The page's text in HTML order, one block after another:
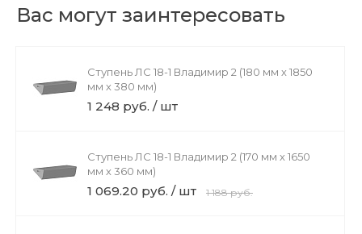
Вас могут заинтересовать
Ступень ЛС 18-1 Владимир 2 (180 мм х 1850
мм х 380 мм)
1 248 руб. / шт
Ступень ЛС 18-1 Владимир 2 (170 мм х 1650
мм х 360 мм)
1 069.20 руб. / шт 1 188 руб.